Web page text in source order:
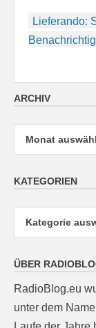
Lieferando:
ARCHIV
Archiv
KATEGORIEN
ÜBER
RadioBlog.eu
unter dem